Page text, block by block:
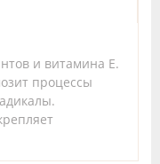
и витамина Е.
процессы